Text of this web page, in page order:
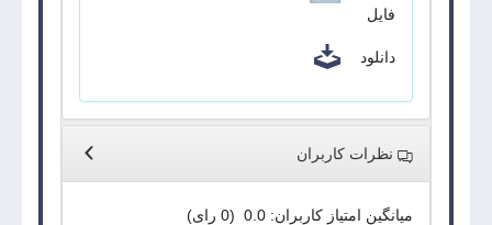
فایل
دانلود
نظرات کاربران
میانگین امتیاز کاربران: 0.0 (0 رای)